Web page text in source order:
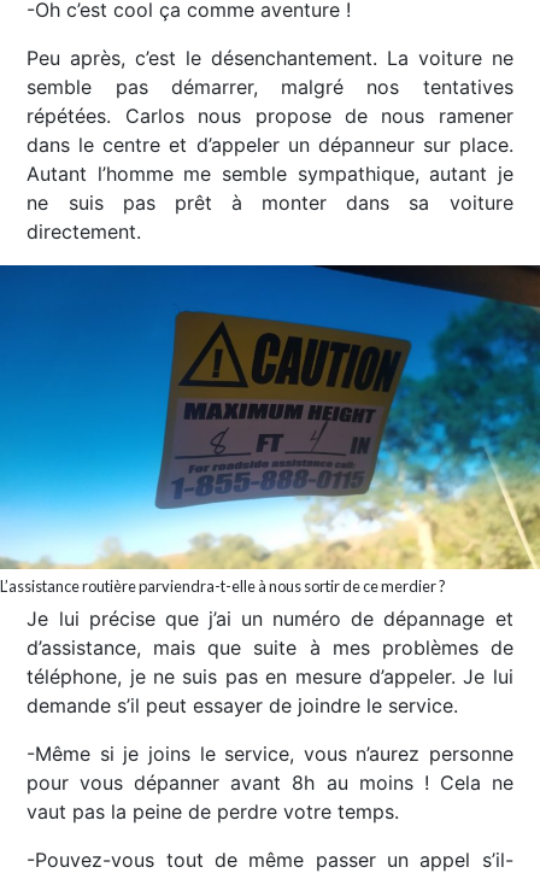
-Oh c’est cool ça comme aventure !
Peu après, c’est le désenchantement. La voiture ne
semble pas démarrer, malgré nos tentatives
répétées. Carlos nous propose de nous ramener
dans le centre et d’appeler un dépanneur sur place.
Autant l’homme me semble sympathique, autant je
ne suis pas prêt à monter dans sa voiture
directement.
L’assistance routière parviendra-t-elle à nous sortir de ce merdier ?
Je lui précise que j’ai un numéro de dépannage et
d’assistance, mais que suite à mes problèmes de
téléphone, je ne suis pas en mesure d’appeler. Je lui
demande s’il peut essayer de joindre le service.
-Même si je joins le service, vous n’aurez personne
pour vous dépanner avant 8h au moins ! Cela ne
vaut pas la peine de perdre votre temps.
-Pouvez-vous tout de même passer un appel s’il-